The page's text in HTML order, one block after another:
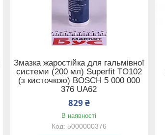
Змазка жаростійка для гальмівної
системи (200 мл) Superfit TO102
(з кисточкою) BOSCH 5 000 000
376 UA62
829 ₴
В наявності
5000000376